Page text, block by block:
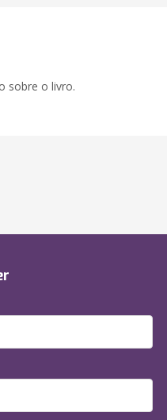
sobre o livro.